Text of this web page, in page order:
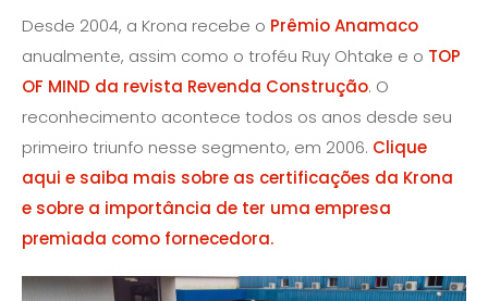
Desde 2004, a ​Krona recebe o Prêmio Anamaco
anualmente, assim como o troféu Ruy Ohtake e o TOP
OF MIND da revista Revenda Construção. ​O
reconhecimento acontece todos os anos​​ desde seu
primeiro triunfo nesse segmento, em 2006. Clique
aqui e saiba mais sobre as certificações da Krona
e sobre a importância de ter uma empresa
premiada como fornecedora.